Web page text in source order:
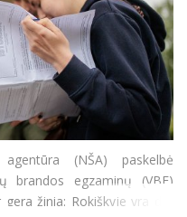
(NŠA) paskelbė
brandos egzaminų (VBE)
žinia: Rokiškyje yra dar